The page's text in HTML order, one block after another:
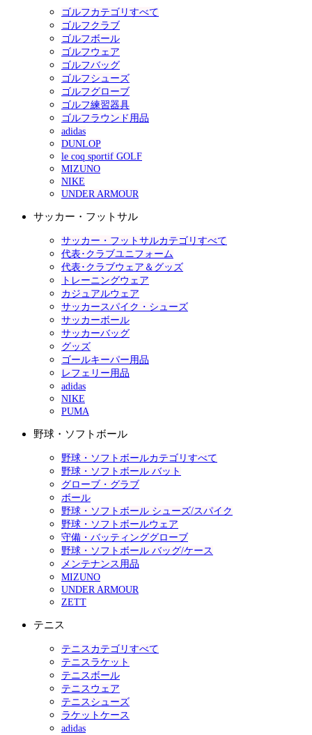
ゴルフカテゴリすべて
ゴルフクラブ
ゴルフボール
ゴルフウェア
ゴルフバッグ
ゴルフシューズ
ゴルフグローブ
ゴルフ練習器具
ゴルフラウンド用品
adidas
DUNLOP
le coq sportif GOLF
MIZUNO
NIKE
UNDER ARMOUR
サッカー・フットサル
サッカー・フットサルカテゴリすべて
代表･クラブユニフォーム
代表･クラブウェア＆グッズ
トレーニングウェア
カジュアルウェア
サッカースパイク・シューズ
サッカーボール
サッカーバッグ
グッズ
ゴールキーパー用品
レフェリー用品
adidas
NIKE
PUMA
野球・ソフトボール
野球・ソフトボールカテゴリすべて
野球・ソフトボール バット
グローブ・グラブ
ボール
野球・ソフトボール シューズ/スパイク
野球・ソフトボールウェア
守備・バッティンググローブ
野球・ソフトボール バッグ/ケース
メンテナンス用品
MIZUNO
UNDER ARMOUR
ZETT
テニス
テニスカテゴリすべて
テニスラケット
テニスボール
テニスウェア
テニスシューズ
ラケットケース
adidas